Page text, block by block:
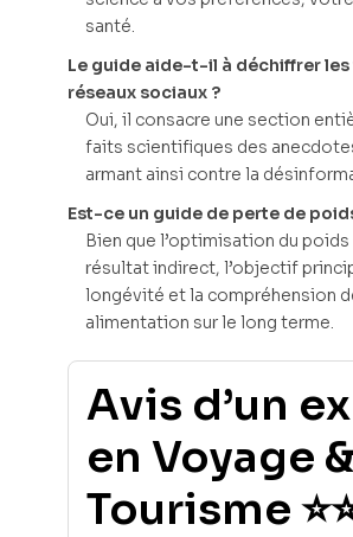
santé.
Le guide aide-t-il à déchiffrer
réseaux sociaux ?
Oui, il consacre une section
faits scientifiques des
armant ainsi contre la
Est-ce un guide de perte de
Bien que l’optimisation du
résultat indirect, l’objectif
longévité et la compréhension
alimentation sur le long terme.
Avis d’un
en Voyage &
Tourisme